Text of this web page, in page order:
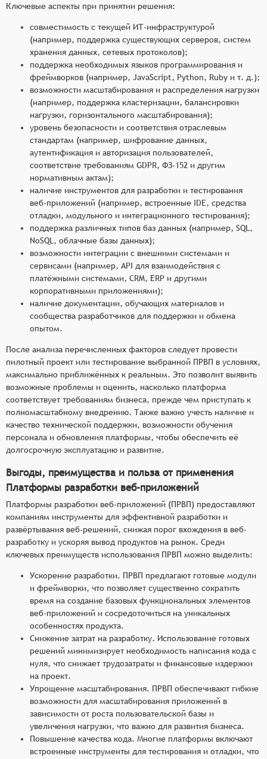
Ключевые аспекты при принятии решения:
совместимость с текущей ИТ-инфраструктурой
(например, поддержка существующих серверов, систем
хранения данных, сетевых протоколов);
поддержка необходимых языков программирования и
фреймворков (например, JavaScript, Python, Ruby и т. д.);
возможности масштабирования и распределения нагрузки
(например, поддержка кластеризации, балансировки
нагрузки, горизонтального масштабирования);
уровень безопасности и соответствия отраслевым
стандартам (например, шифрование данных,
аутентификация и авторизация пользователей,
соответствие требованиям GDPR, ФЗ-152 и другим
нормативным актам);
наличие инструментов для разработки и тестирования
веб-приложений (например, встроенные IDE, средства
отладки, модульного и интеграционного тестирования);
поддержка различных типов баз данных (например, SQL,
NoSQL, облачные базы данных);
возможности интеграции с внешними системами и
сервисами (например, API для взаимодействия с
платёжными системами, CRM, ERP и другими
корпоративными приложениями);
наличие документации, обучающих материалов и
сообщества разработчиков для поддержки и обмена
опытом.
После анализа перечисленных факторов следует провести
пилотный проект или тестирование выбранной ПРВП в условиях,
максимально приближённых к реальным. Это позволит выявить
возможные проблемы и оценить, насколько платформа
соответствует требованиям бизнеса, прежде чем приступать к
полномасштабному внедрению. Также важно учесть наличие и
качество технической поддержки, возможности обучения
персонала и обновления платформы, чтобы обеспечить её
долгосрочную эксплуатацию и развитие.
Выгоды, преимущества и польза от применения
Платформы разработки веб-приложений
Платформы разработки веб-приложений (ПРВП) предоставляют
компаниям инструменты для эффективной разработки и
развёртывания веб-решений, снижая порог вхождения в веб-
разработку и ускоряя вывод продуктов на рынок. Среди
ключевых преимуществ использования ПРВП можно выделить:
Ускорение разработки. ПРВП предлагают готовые модули
и фреймворки, что позволяет существенно сократить
время на создание базовых функциональных элементов
веб-приложений и сосредоточиться на уникальных
особенностях продукта.
Снижение затрат на разработку. Использование готовых
решений минимизирует необходимость написания кода с
нуля, что снижает трудозатраты и финансовые издержки
на проект.
Упрощение масштабирования. ПРВП обеспечивают гибкие
возможности для масштабирования приложений в
зависимости от роста пользовательской базы и
увеличения нагрузки, что важно для развития бизнеса.
Повышение качества кода. Многие платформы включают
встроенные инструменты для тестирования и отладки, что